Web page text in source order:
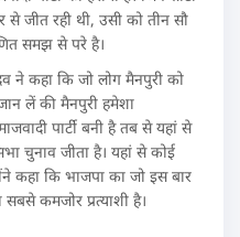
से जीत रही थी, उसी को तीन सौ
समझ से परे है।
ने कहा कि जो लोग मैनपुरी को
लें की मैनपुरी हमेशा
पार्टी बनी है तब से यहां से
चुनाव जीता है। यहां से कोई
कहा कि भाजपा का जो इस बार
कमजोर प्रत्याशी है।